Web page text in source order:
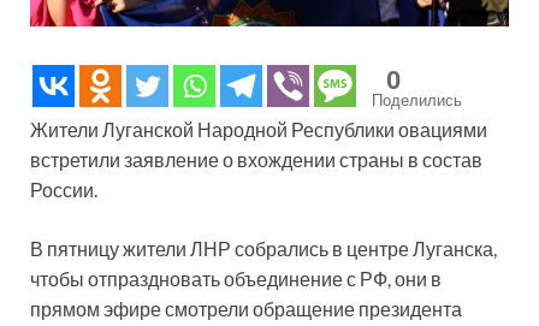
0
Поделились
Жители Луганской Народной Республики овациями
встретили заявление о вхождении страны в состав
России.
В пятницу жители ЛНР собрались в центре Луганска,
чтобы отпраздновать объединение с РФ, они в
прямом эфире смотрели обращение президента